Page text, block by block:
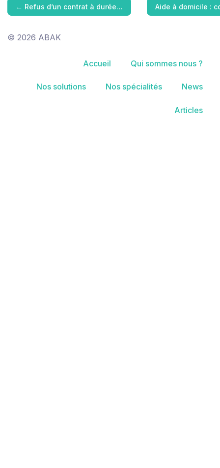
← Refus d’un contrat à durée… Aide à domicile :
© 2026 ABAK
Accueil Qui sommes nous ?
Nos solutions Nos spécialités News
Articles